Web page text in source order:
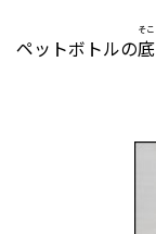
ペットボトルの底
そこ